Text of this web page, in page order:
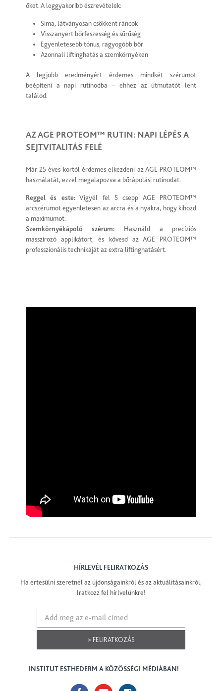
őket. A leggyakoribb észrevételek:
Sima, látványosan csökkent ráncok
Visszanyert bőrfeszesség és sűrűség
Egyenletesebb tónus, ragyogóbb bőr
Azonnali liftinghatás a szemkörnyéken
A legjobb eredményért érdemes mindkét szérumot
beépíteni a napi rutinodba – ehhez az útmutatót lent
találod.
AZ AGE PROTEOM™ RUTIN: NAPI LÉPÉS A
SEJTVITALITÁS FELÉ
Már 25 éves kortól érdemes elkezdeni az AGE PROTEOM™
használatát, ezzel megalapozva a bőrápolási rutinodat.
Reggel és este:Vigyél fel 5 csepp AGE PROTEOM™
arcszérumot egyenletesen az arcra és a nyakra, hogy kihozd
a maximumot.
Szemkörnyékápoló szérum: Használd a precíziós
masszírozó applikátort, és kövesd az AGE PROTEOM™
professzionális technikáját az extra liftinghatásért.
HÍRLEVÉL FELIRATKOZÁS
Ha értesülni szeretnél az újdonságainkról és az aktuálitásainkról,
Iratkozz fel hírlvelünkre!
> FELIRATKOZÁS
INSTITUT ESTHEDERM A KÖZÖSSÉGI MÉDIÁBAN!